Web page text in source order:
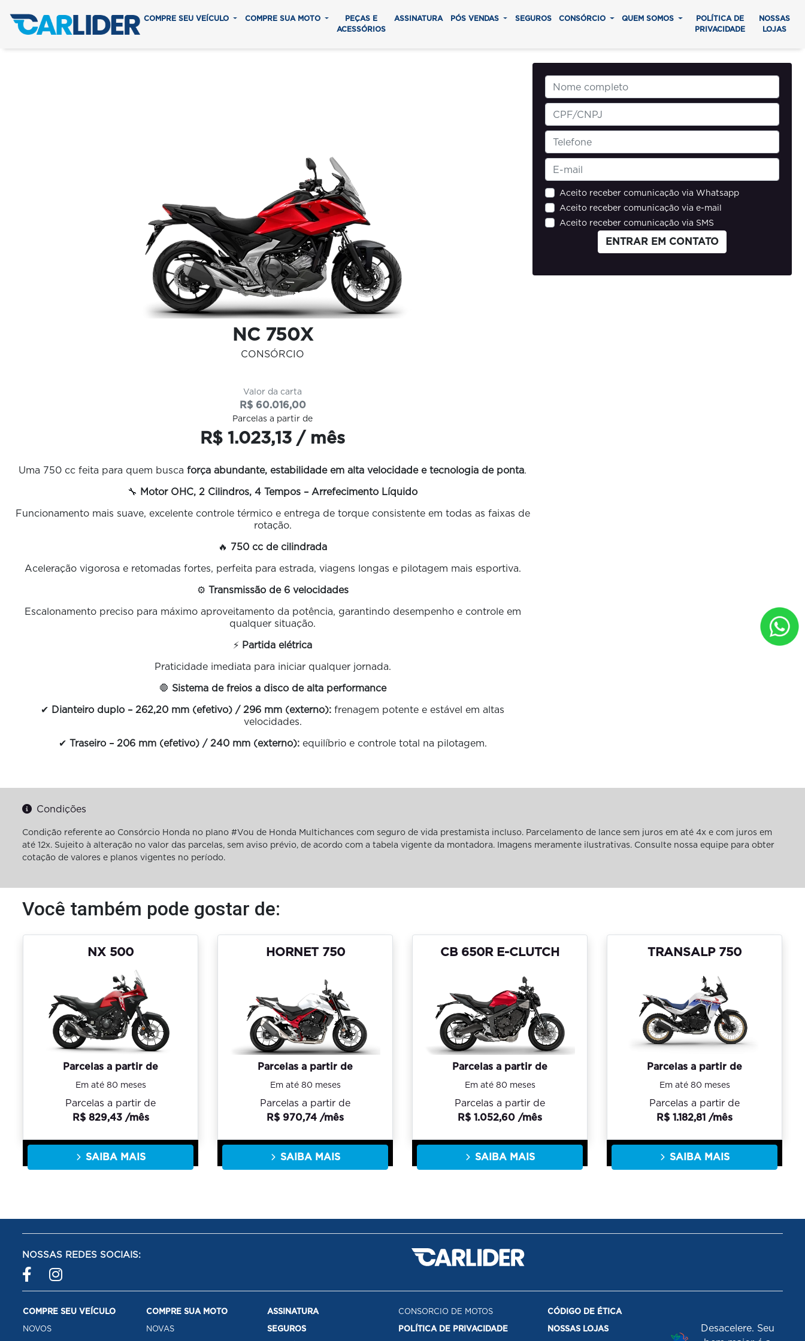
COMPRE SEU VEÍCULO COMPRE SUA MOTO
PEÇAS E
ACESSÓRIOS
ASSINATURA PÓS VENDAS SEGUROS CONSÓRCIO QUEM SOMOS
POLÍTICA DE
PRIVACIDADE
NOSSAS
LOJAS
NC 750X
CONSÓRCIO
Valor da carta
R$ 60.016,00
Parcelas a partir de
R$ 1.023,13 / mês
Uma 750 cc feita para quem buscaforça abundante, estabilidade em alta velocidade e tecnologia de ponta.
🔧 Motor OHC, 2 Cilindros, 4 Tempos – Arrefecimento Líquido
Funcionamento mais suave, excelente controle térmico e entrega de torque consistente em todas as faixas de
rotação.
🔥 750 cc de cilindrada
Aceleração vigorosa e retomadas fortes, perfeita para estrada, viagens longas e pilotagem mais esportiva.
⚙️ Transmissão de 6 velocidades
Escalonamento preciso para máximo aproveitamento da potência, garantindo desempenho e controle em
qualquer situação.
⚡ Partida elétrica
Praticidade imediata para iniciar qualquer jornada.
🛑 Sistema de freios a disco de alta performance
✔ Dianteiro duplo – 262,20 mm (efetivo) / 296 mm (externo): frenagem potente e estável em altas
velocidades.
✔ Traseiro – 206 mm (efetivo) / 240 mm (externo):equilíbrio e controle total na pilotagem.
Aceito receber comunicação via Whatsapp
Aceito receber comunicação via e-mail
Aceito receber comunicação via SMS
ENTRAR EM CONTATO
Condições
Condição referente ao Consórcio Honda no plano #Vou de Honda Multichances com seguro de vida prestamista incluso. Parcelamento de lance sem juros em até 4x e com juros em
até 12x. Sujeito à alteração no valor das parcelas, sem aviso prévio, de acordo com a tabela vigente da montadora. Imagens meramente ilustrativas. Consulte nossa equipe para obter
cotação de valores e planos vigentes no período.
Você também pode gostar de:
NX 500
Parcelas a partir de
Em até 80 meses
Parcelas a partir de
R$ 829,43 /mês
SAIBA MAIS
HORNET 750
Parcelas a partir de
Em até 80 meses
Parcelas a partir de
R$ 970,74 /mês
SAIBA MAIS
CB 650R E-CLUTCH
Parcelas a partir de
Em até 80 meses
Parcelas a partir de
R$ 1.052,60 /mês
SAIBA MAIS
TRANSALP 750
Parcelas a partir de
Em até 80 meses
Parcelas a partir de
R$ 1.182,81 /mês
SAIBA MAIS
NOSSAS REDES SOCIAIS:
COMPRE SEU VEÍCULO
NOVOS
COMPRE SUA MOTO
NOVAS
ASSINATURA
SEGUROS
CONSORCIO DE MOTOS
POLÍTICA DE PRIVACIDADE
CÓDIGO DE ÉTICA
NOSSAS LOJAS
Desacelere. Seu